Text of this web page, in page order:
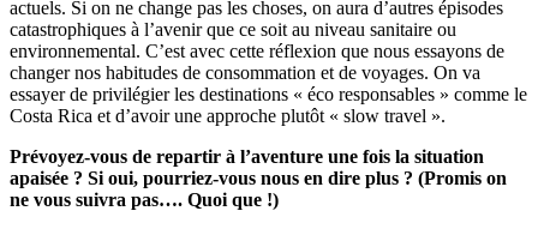
actuels. Si on ne change pas les choses, on aura d’autres épisodes
catastrophiques à l’avenir que ce soit au niveau sanitaire ou
environnemental. C’est avec cette réflexion que nous essayons de
changer nos habitudes de consommation et de voyages. On va
essayer de privilégier les destinations « éco responsables » comme le
Costa Rica et d’avoir une approche plutôt « slow travel ».
Prévoyez-vous de repartir à l’aventure une fois la situation
apaisée ? Si oui, pourriez-vous nous en dire plus ? (Promis on
ne vous suivra pas…. Quoi que !)